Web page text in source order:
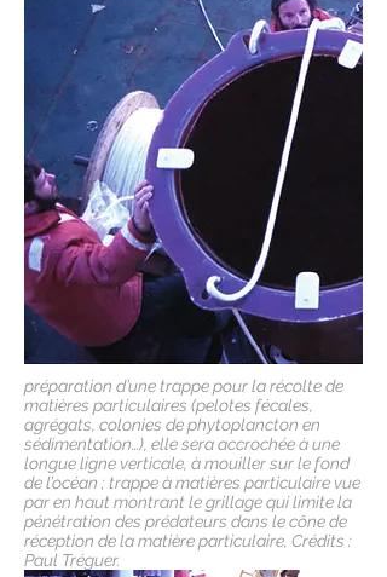
préparation d’une trappe pour la récolte de
matières particulaires (pelotes fécales,
agrégats, colonies de phytoplancton en
sédimentation…), elle sera accrochée à une
longue ligne verticale, à mouiller sur le fond
de l’océan ; trappe à matières particulaire vue
par en haut montrant le grillage qui limite la
pénétration des prédateurs dans le cône de
réception de la matière particulaire, Crédits :
Paul Tréguer.